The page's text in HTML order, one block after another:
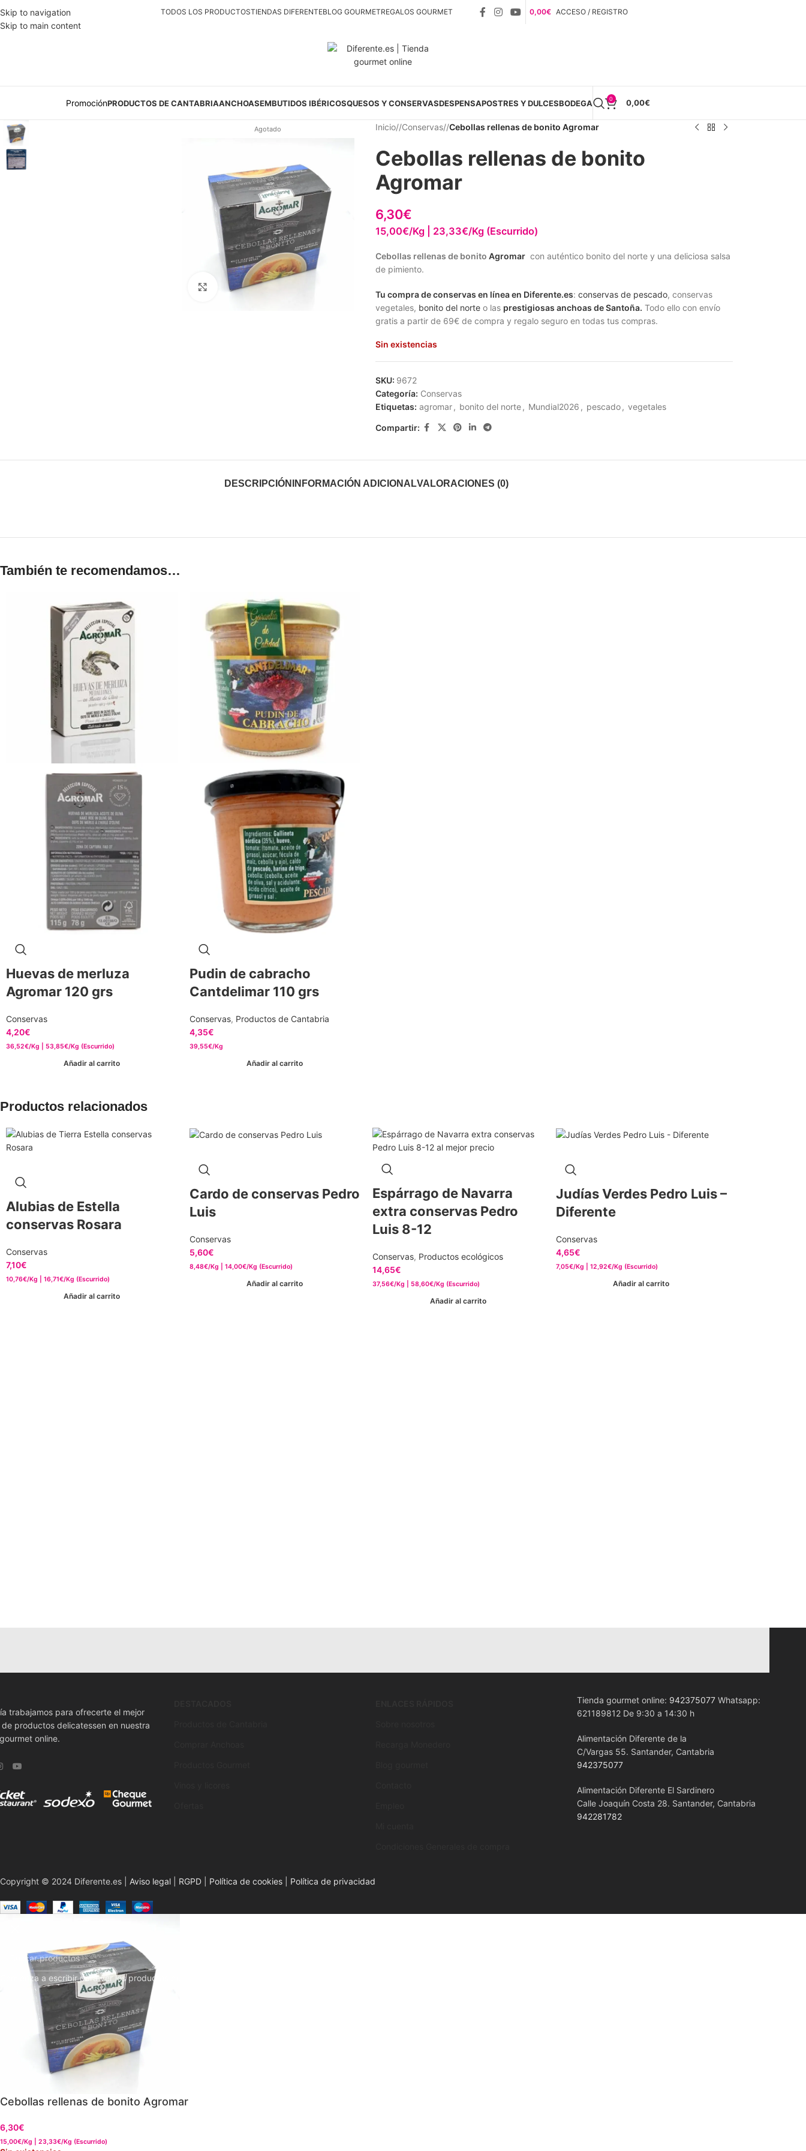
Skip to navigation
Skip to main content
TODOS LOS PRODUCTOSTIENDAS DIFERENTEBLOG GOURMETREGALOS GOURMET 0,00€ ACCESO / REGISTRO
PromociónPRODUCTOS DE CANTABRIAANCHOASEMBUTIDOS IBÉRICOSQUESOS Y CONSERVASDESPENSAPOSTRES Y DULCESBODEGA 0 0,00€
Agotado
Clic para ampliar
Inicio/ Conservas/ Cebollas rellenas de bonito Agromar
Cebollas rellenas de bonito
Agromar
6,30€
15,00€/Kg | 23,33€/Kg (Escurrido)
Cebollas rellenas de bonito Agromarcon auténtico bonito del norte y una deliciosa salsa
de pimiento.
Tu compra de conservas en línea en Diferente.es: conservas de pescado, conservas
vegetales, bonito del norteo las prestigiosas anchoas de Santoña. Todo ello con envío
gratis a partir de 69€ de compra y regalo seguro en todas tus compras.
Sin existencias
SKU: 9672
Categoría: Conservas
Etiquetas: agromar, bonito del norte, Mundial2026 , pescado, vegetales
Compartir:
DESCRIPCIÓN INFORMACIÓN ADICIONALVALORACIONES (0)
También te recomendamos…
Huevas de merluza
Agromar 120 grs
Conservas
4,20€
36,52€/Kg | 53,85€/Kg (Escurrido)
Añadir al carrito
Pudin de cabracho
Cantdelimar 110 grs
Conservas, Productos de Cantabria
4,35€
39,55€/Kg
Añadir al carrito
Productos relacionados
Alubias de Estella
conservas Rosara
Conservas
7,10€
10,76€/Kg | 16,71€/Kg (Escurrido)
Añadir al carrito
Cardo de conservas Pedro
Luis
Conservas
5,60€
8,48€/Kg | 14,00€/Kg (Escurrido)
Añadir al carrito
Espárrago de Navarra
extra conservas Pedro
Luis 8-12
Conservas, Productos ecológicos
14,65€
37,56€/Kg | 58,60€/Kg (Escurrido)
Añadir al carrito
Judías Verdes Pedro Luis –
Diferente
Conservas
4,65€
7,05€/Kg | 12,92€/Kg (Escurrido)
Añadir al carrito
trabajamos para ofrecerte el mejor
productos delicatessen en nuestra
online.
Tienda gourmet online: 942375077Whatsapp:
621189812 De 9:30 a 14:30 h
Alimentación Diferente de la
C/Vargas 55. Santander, Cantabria
942375077
Alimentación Diferente El Sardinero
Calle Joaquín Costa 28. Santander, Cantabria
942281782
Copyright © 2024 Diferente.es | Aviso legal RGPD Política de cookies Política de privacidad
Comienza a escribir para ver los productos que estás buscando.
Cebollas rellenas de bonito Agromar
6,30€
15,00€/Kg | 23,33€/Kg (Escurrido)